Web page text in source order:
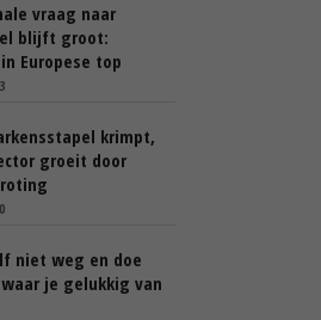
vraag naar
blijft groot:
Europese top
krimpt,
groeit door
niet weg en doe
je gelukkig van